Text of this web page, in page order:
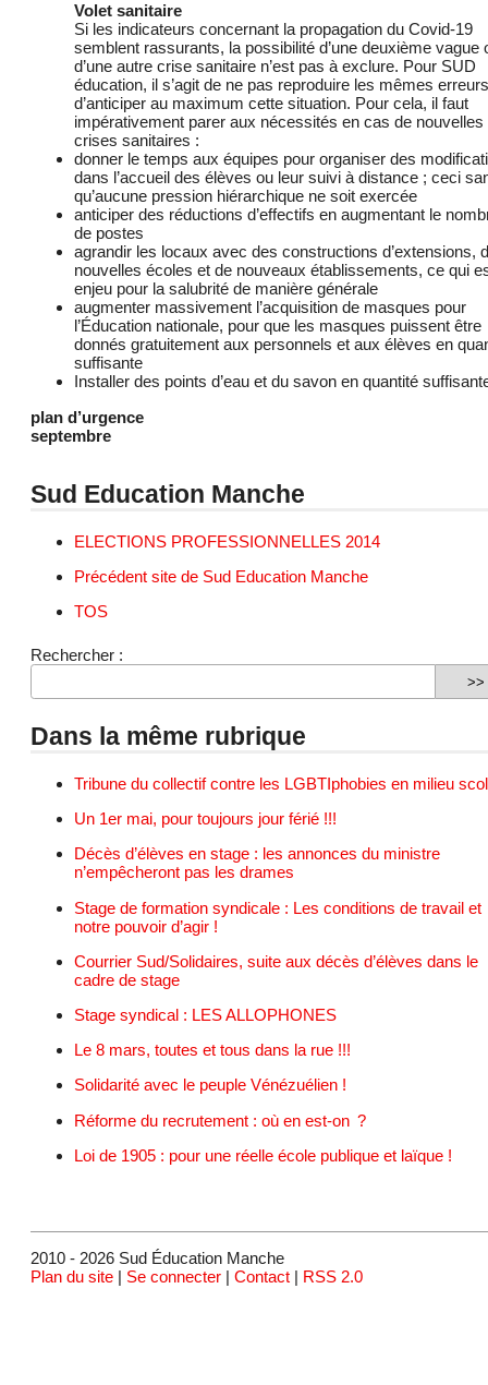
Volet sanitaire
Si les indicateurs concernant la propagation du Covid-19
semblent rassurants, la possibilité d’une deuxième vague
d’une autre crise sanitaire n’est pas à exclure. Pour SUD
éducation, il s’agit de ne pas reproduire les mêmes
d’anticiper au maximum cette situation. Pour cela, il faut
impérativement parer aux nécessités en cas de nouvelles
crises sanitaires :
donner le temps aux équipes pour organiser des
dans l’accueil des élèves ou leur suivi à distance ; ceci
qu’aucune pression hiérarchique ne soit exercée
anticiper des réductions d’effectifs en augmentant le
de postes
agrandir les locaux avec des constructions d’extensions,
nouvelles écoles et de nouveaux établissements, ce qui
enjeu pour la salubrité de manière générale
augmenter massivement l’acquisition de masques pour
l’Éducation nationale, pour que les masques puissent être
donnés gratuitement aux personnels et aux élèves en
suffisante
Installer des points d’eau et du savon en quantité
plan d’urgence
septembre
Sud Education Manche
ELECTIONS PROFESSIONNELLES 2014
Précédent site de Sud Education Manche
TOS
Rechercher :
Dans la même rubrique
Tribune du collectif contre les LGBTIphobies en milieu
Un 1er mai, pour toujours jour férié !!!
Décès d’élèves en stage : les annonces du ministre
n’empêcheront pas les drames
Stage de formation syndicale : Les conditions de travail et
notre pouvoir d’agir !
Courrier Sud/Solidaires, suite aux décès d’élèves dans le
cadre de stage
Stage syndical : LES ALLOPHONES
Le 8 mars, toutes et tous dans la rue !!!
Solidarité avec le peuple Vénézuélien !
Réforme du recrutement : où en est-on ?
Loi de 1905 : pour une réelle école publique et laïque !
2010 - 2026 Sud Éducation Manche
Plan du site | Se connecter | Contact | RSS 2.0